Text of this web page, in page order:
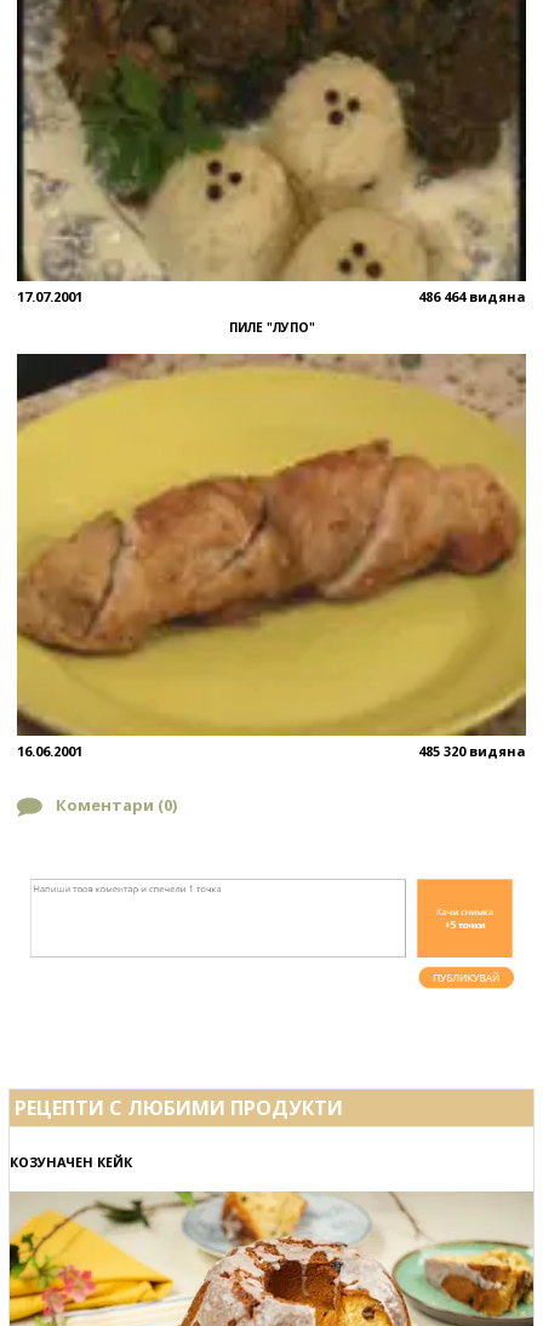
17.07.2001 486 464 видяна
ПИЛЕ "ЛУПО"
16.06.2001 485 320 видяна
Коментари (0)
РЕЦЕПТИ С ЛЮБИМИ ПРОДУКТИ
КОЗУНАЧЕН КЕЙК